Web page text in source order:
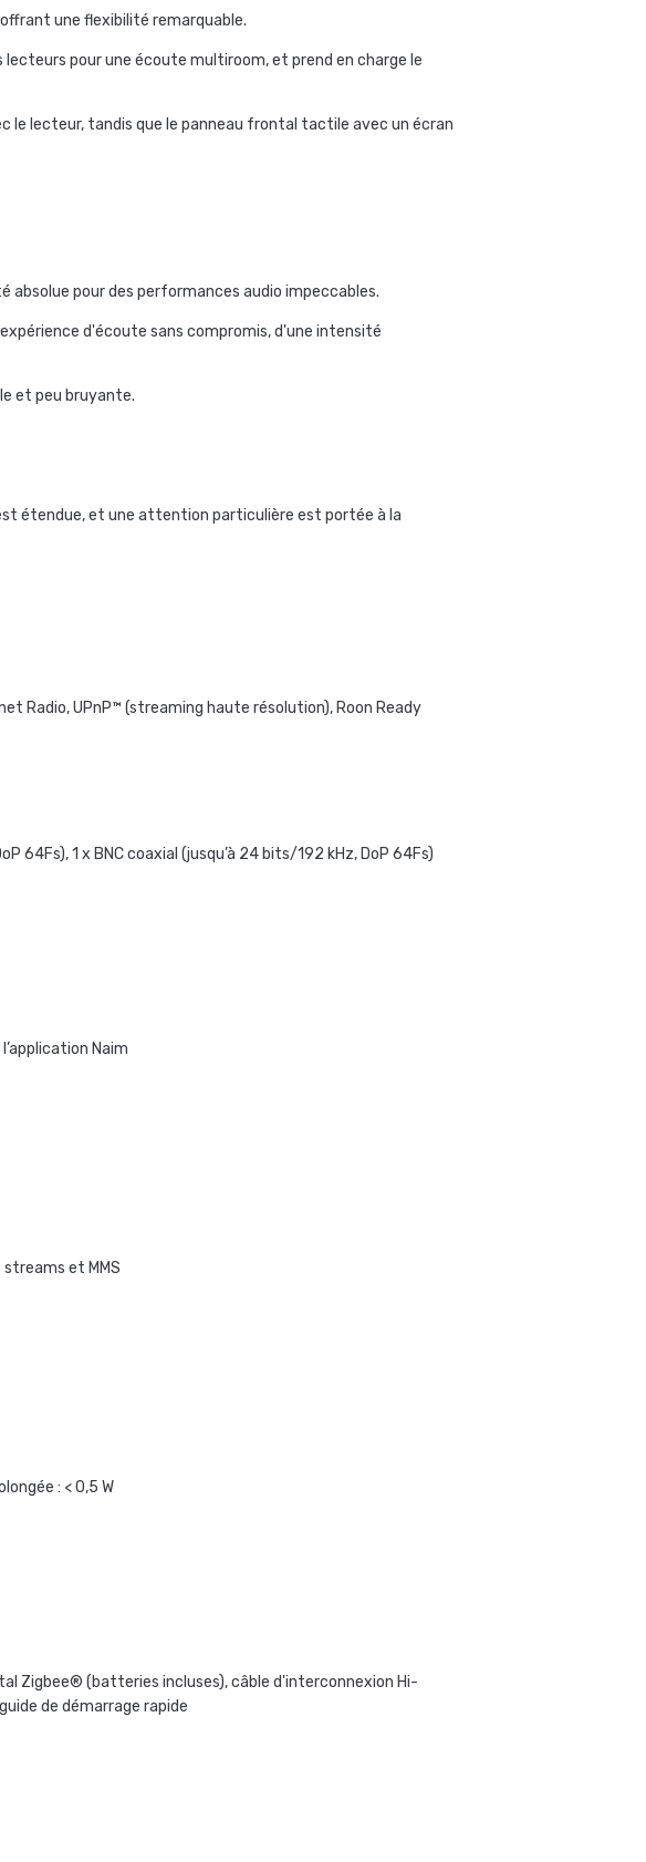
une flexibilité remarquable.
pour une écoute multiroom, et prend en charge le
le lecteur, tandis que le panneau frontal tactile avec un écran
pour des performances audio impeccables.
d'écoute sans compromis, d'une intensité
et peu bruyante.
étendue, et une attention particulière est portée à la
Radio, UPnP™ (streaming haute résolution), Roon Ready
64Fs), 1 x BNC coaxial (jusqu’à 24 bits/192 kHz, DoP 64Fs)
Naim
streams et MMS
: < 0,5 W
Zigbee® (batteries incluses), câble d'interconnexion Hi-
de démarrage rapide